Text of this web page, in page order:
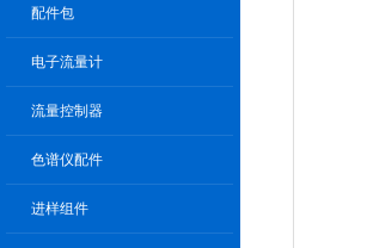
配件包
电子流量计
流量控制器
色谱仪配件
进样组件